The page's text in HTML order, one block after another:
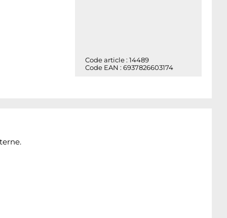
Code article : 14489
Code EAN : 6937826603174